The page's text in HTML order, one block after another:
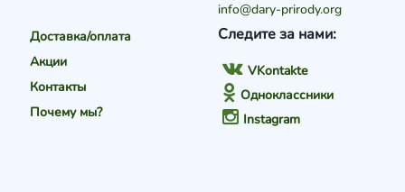
Доставка/оплата
Акции
Контакты
Почему мы?
Следите за нами:
VKontakte
Одноклассники
Instagram
info@dary-prirody.org